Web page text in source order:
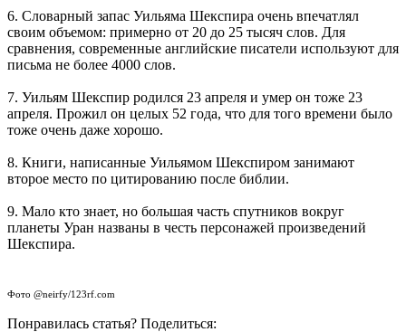
6. Словарный запас Уильяма Шекспира очень впечатлял
своим объемом: примерно от 20 до 25 тысяч слов. Для
сравнения, современные английские писатели используют для
письма не более 4000 слов.
7. Уильям Шекспир родился 23 апреля и умер он тоже 23
апреля. Прожил он целых 52 года, что для того времени было
тоже очень даже хорошо.
8. Книги, написанные Уильямом Шекспиром занимают
второе место по цитированию после библии.
9. Мало кто знает, но большая часть спутников вокруг
планеты Уран названы в честь персонажей произведений
Шекспира.
Фото @neirfy/123rf.com
Понравилась статья? Поделиться: